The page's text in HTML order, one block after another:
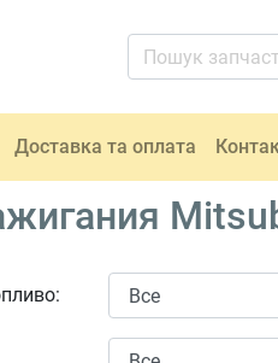
Доставка та оплата